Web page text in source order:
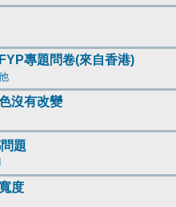
專題問卷(來自香港)
沒有改變
題
度